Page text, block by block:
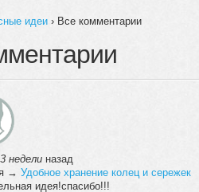
идеи › Все комментарии
недели назад
→ Удобное хранение колец и сережек
идея!спасибо!!!